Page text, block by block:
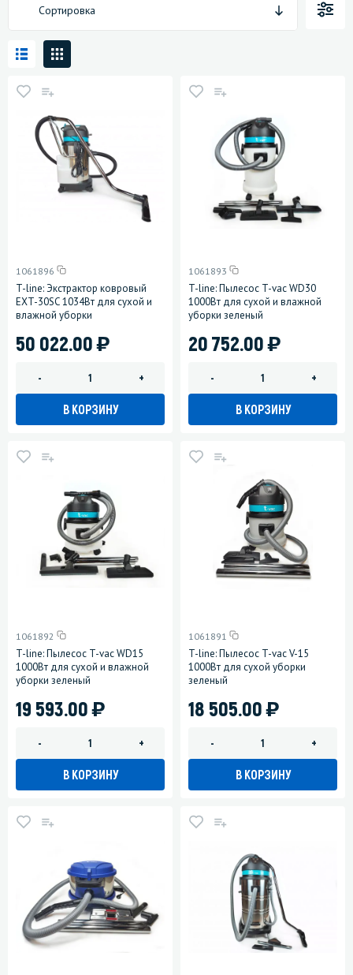
Сортировка
1061896
T-line: Экстрактор ковровый
EXT-30SC 1034Вт для сухой и
влажной уборки
50 022.00)
- +
В КОРЗИНУ
1061893
T-line: Пылесос T-vac WD30
1000Вт для сухой и влажной
уборки зеленый
20 752.00)
- +
В КОРЗИНУ
1061892
T-line: Пылесос T-vac WD15
1000Вт для сухой и влажной
уборки зеленый
19 593.00)
- +
В КОРЗИНУ
1061891
T-line: Пылесос T-vac V-15
1000Вт для сухой уборки
зеленый
18 505.00)
- +
В КОРЗИНУ